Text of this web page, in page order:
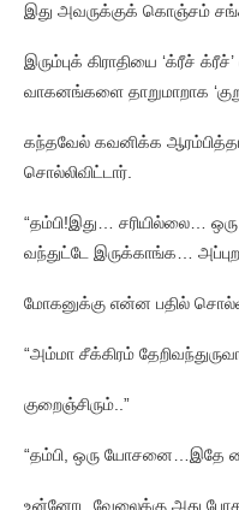
இது அவருக்குக் கொஞ்சம்
இரும்புக் கிராதியை ‘க்ரீச்
வாகனங்களை தாறுமாறாக
கந்தவேல் கவனிக்க
சொல்லிவிட்டார்.
“தம்பி!இது… சரியில்லை…
வந்துட்டே இருக்காங்க…
மோகனுக்கு என்ன பதில்
“அம்மா சீக்கிரம்
குறைஞ்சிரும்..”
“தம்பி, ஒரு யோசனை…இதே
உன்னோட வேலைக்கு அது